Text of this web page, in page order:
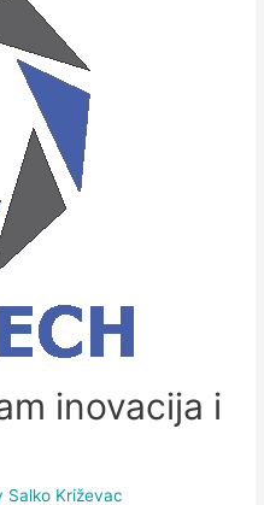
inovacija i
Salko Križevac